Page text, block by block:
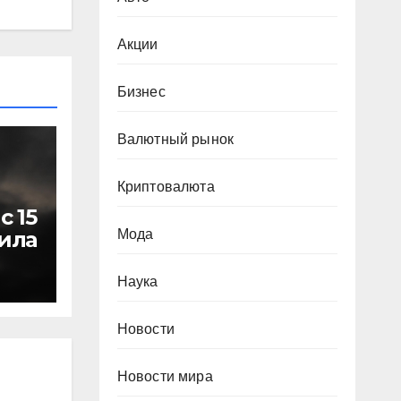
15
Акции
Бизнес
Валютный рынок
Криптовалюта
Мода
Наука
Новости
Новости мира